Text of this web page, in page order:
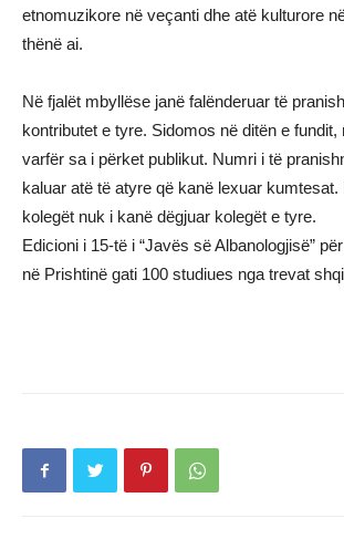
etnomuzikore në veçanti dhe atë kulturore
thënë ai.
Në fjalët mbyllëse janë falënderuar të
kontributet e tyre. Sidomos në ditën e fundit,
varfër sa i përket publikut. Numri i të
kaluar atë të atyre që kanë lexuar
kolegët nuk i kanë dëgjuar kolegët e tyre.
Edicioni i 15-të i “Javës së Albanologjisë”
në Prishtinë gati 100 studiues nga trevat